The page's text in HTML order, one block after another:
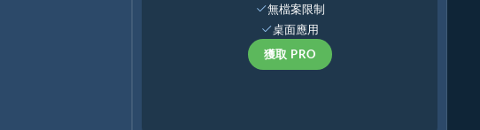
無檔案限制
桌面應用
獲取 PRO